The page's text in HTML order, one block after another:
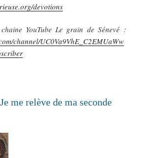
devotions
YouTube Le grain de Sénevé :
channel/UC0Va9VhE_C2EMUaWw
me relève de ma seconde